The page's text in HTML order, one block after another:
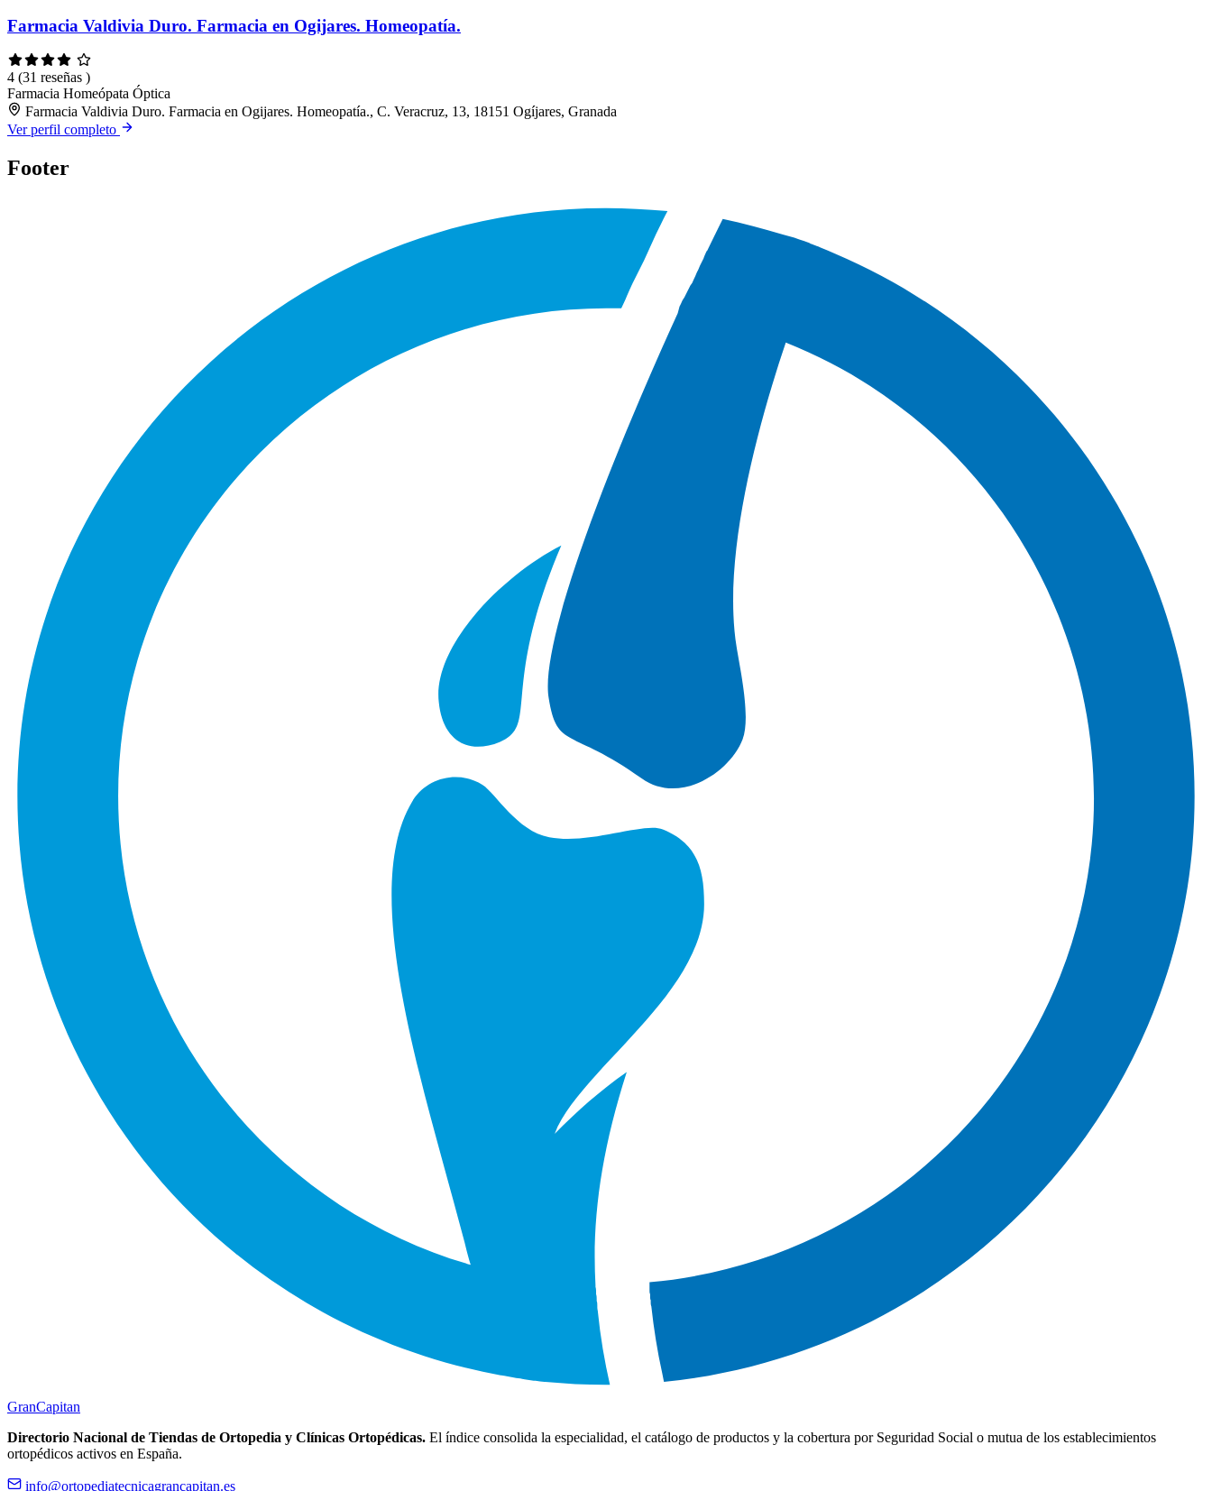
Farmacia Valdivia Duro. Farmacia en Ogijares. Homeopatía.
4 (31 reseñas )
Farmacia Homeópata Óptica
Farmacia Valdivia Duro. Farmacia en Ogijares. Homeopatía., C. Veracruz, 13, 18151 Ogíjares, Granada
Ver perfil completo
Footer
GranCapitan
Directorio Nacional de Tiendas de Ortopedia y Clínicas Ortopédicas. El índice consolida la especialidad, el catálogo de productos y la cobertura por Seguridad Social o mutua de los establecimientos
ortopédicos activos en España.
info@ortopediatecnicagrancapitan.es